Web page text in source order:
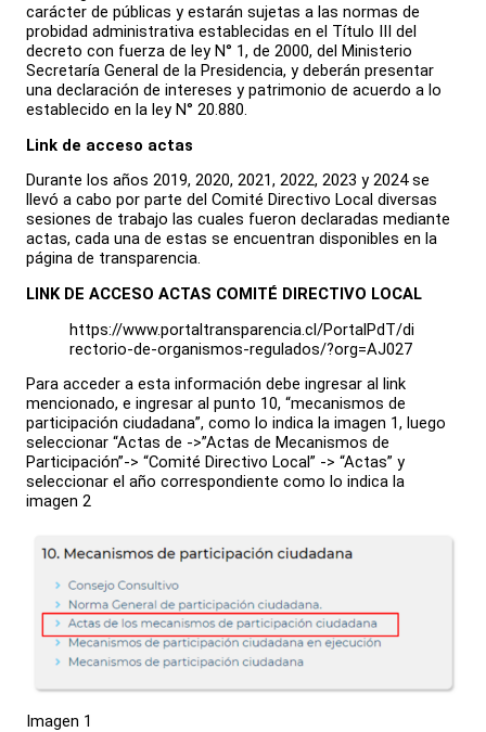
carácter de públicas y estarán sujetas a las normas de
probidad administrativa establecidas en el Título III del
decreto con fuerza de ley N° 1, de 2000, del Ministerio
Secretaría General de la Presidencia, y deberán presentar
una declaración de intereses y patrimonio de acuerdo a lo
establecido en la ley N° 20.880.
Link de acceso actas
Durante los años 2019, 2020, 2021, 2022, 2023 y 2024 se
llevó a cabo por parte del Comité Directivo Local diversas
sesiones de trabajo las cuales fueron declaradas mediante
actas, cada una de estas se encuentran disponibles en la
página de transparencia.
LINK DE ACCESO ACTAS COMITÉ DIRECTIVO LOCAL
https://www.portaltransparencia.cl/PortalPdT/di
rectorio-de-organismos-regulados/?org=AJ027
Para acceder a esta información debe ingresar al link
mencionado, e ingresar al punto 10, “mecanismos de
participación ciudadana”, como lo indica la imagen 1, luego
seleccionar “Actas de ->”Actas de Mecanismos de
Participación”-> “Comité Directivo Local” -> “Actas” y
seleccionar el año correspondiente como lo indica la
imagen 2
Imagen 1